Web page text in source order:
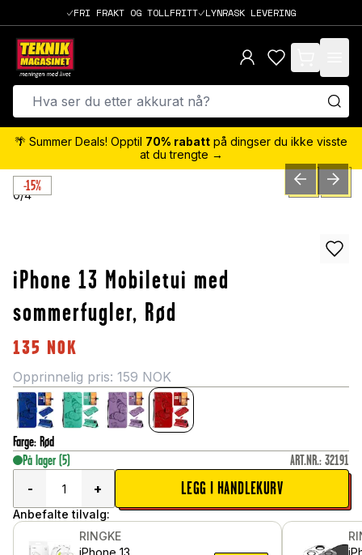
FRI FRAKT OG TOLLFRITT LYNRASK LEVERING
items in cart,
🌴 Summer Deals! Opptil 70% rabatt på dingser du ikke visste
at du trengte →
-15%
0/4 PREVIOUSNEXT
iPhone 13 Mobiletui med
sommerfugler, Rød
135 NOK
Opprinnelig pris: 159 NOK
Farge: Rød
På lager (5) ART.NR.: 32191
-
+ LEGG I HANDLEKURV
Anbefalte tilvalg:
RINGKE